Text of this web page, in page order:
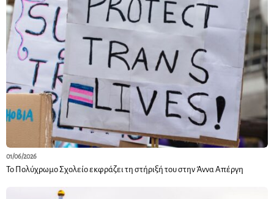
01/06/2026
Το Πολύχρωμο Σχολείο εκφράζει τη στήριξή του στην Άννα Απέργη